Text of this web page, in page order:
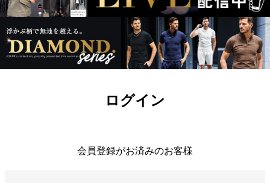
ログイン
会員登録がお済みのお客様